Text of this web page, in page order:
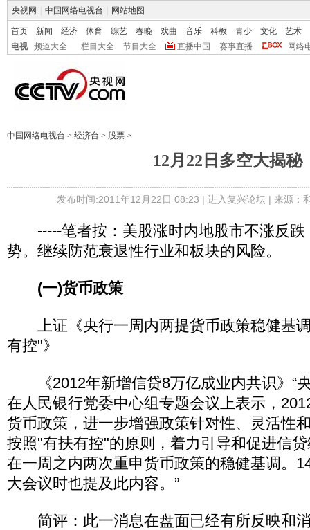
央视网 中国网络电视台 网站地图
首页 新闻 经济 体育 综艺 春晚 戏曲 音乐 科教 青少 文化
艺术
电视
频道大全 栏目大全 节目大全 直播中国 赛事直播 网络
中国网络电视台 > 经济台 > 股票 >
12月22日多空大揭秘
发布时间:2011年12月22日 08:23 | 进入复兴论坛| 来源：
-----笔者按：美股涨时内地股市不涨反跌
势。继续防范衰退性行业和板块的风险。
(一)货币政策
上证《央行一周内两提货币政策稳健基
有控"》
《2012年新增信贷8万亿成业内共识》“
在人民银行党委中心组专题会议上表示，
货币政策，进一步增强政策针对性、灵活性
按照"有扶有控"的原则，着力引导和促进信
在一周之内两次重申货币政策的稳健基调。
大会议时也提及此内容。”
简评：此一消息在盘面已经有所反映和